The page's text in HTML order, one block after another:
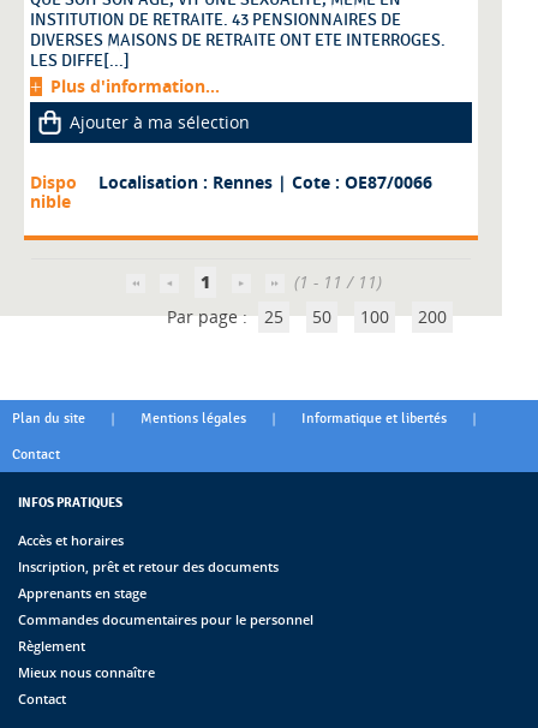
INSTITUTION DE RETRAITE. 43 PENSIONNAIRES DE
DIVERSES MAISONS DE RETRAITE ONT ETE INTERROGES.
LES DIFFE[...]
Plus d'information...
Ajouter à ma sélection
Dispo
nible
Localisation : Rennes | Cote : OE87/0066
1
(1 - 11 / 11)
Par page : 25 50 100 200
Plan du site | Mentions légales | Informatique et libertés |
Contact
INFOS PRATIQUES
Accès et horaires
Inscription, prêt et retour des documents
Apprenants en stage
Commandes documentaires pour le personnel
Règlement
Mieux nous connaître
Contact